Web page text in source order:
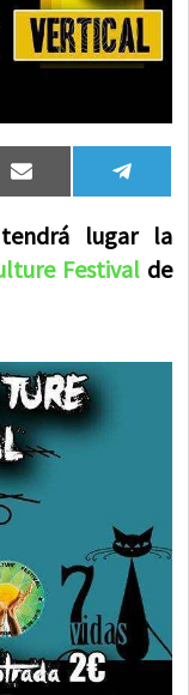
Compartir
en
Email
en
lugar la
Festivalde